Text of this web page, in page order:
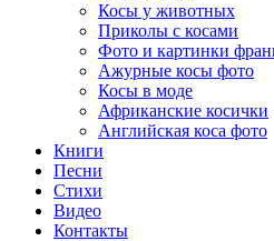
Косы у животных
Приколы с косами
Фото и картинки
Ажурные косы фото
Косы в моде
Африканские косички
Английская коса фото
Книги
Песни
Cтихи
Видео
Контакты